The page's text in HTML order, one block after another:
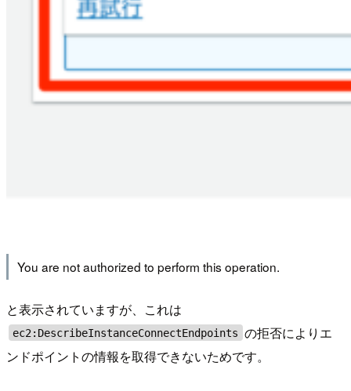
You are not authorized to perform this operation.
と表示されていますが、これは
ec2:DescribeInstanceConnectEndpoints の拒否によりエ
ンドポイントの情報を取得できないためです。